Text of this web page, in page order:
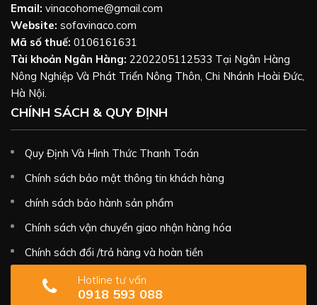
Email: vinacohome@gmail.com
Website: sofavinaco.com
Mã số thuế: 0106161631
Tài khoản Ngân Hàng: 2202205112533 Tại Ngân Hàng
Nông Nghiệp Và Phát Triển Nông Thôn, Chi Nhánh Hoài Đức,
Hà Nội.
CHÍNH SÁCH & QUY ĐỊNH
Quy Định Và Hình Thức Thanh Toán
Chính sách bảo mật thông tin khách hàng
chính sách bảo hành sản phẩm
Chính sách vận chuyển giao nhận hàng hóa
Chính sách đổi /trả hàng và hoàn tiền
Hotline tư vấn
0918 593 088